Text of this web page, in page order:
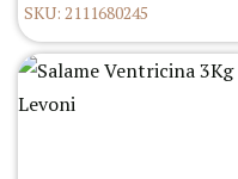
SKU: 2111680245